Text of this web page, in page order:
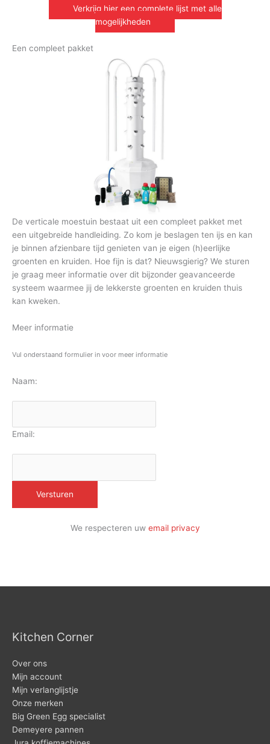
Verkrijg hier een complete lijst met alle
mogelijkheden
Een compleet pakket
De verticale moestuin bestaat uit een compleet pakket met
een uitgebreide handleiding. Zo kom je beslagen ten ijs en kan
je binnen afzienbare tijd genieten van je eigen (h)eerlijke
groenten en kruiden. Hoe fijn is dat? Nieuwsgierig? We sturen
je graag meer informatie over dit bijzonder geavanceerde
systeem waarmee jij de lekkerste groenten en kruiden thuis
kan kweken.
Meer informatie
Vul onderstaand formulier in voor meer informatie
Naam:
Email:
We respecteren uw email privacy
Kitchen Corner
Over ons
Mijn account
Mijn verlanglijstje
Onze merken
Big Green Egg specialist
Demeyere pannen